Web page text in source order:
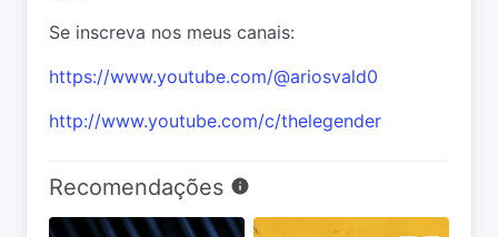
Se inscreva nos meus canais:
https://www.youtube.com/@ariosvald0
http://www.youtube.com/c/thelegender
Recomendações